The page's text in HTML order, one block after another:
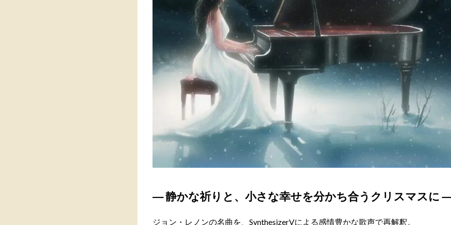
― 静かな祈りと、小さな幸せを分かち合うクリスマスに
ジョン・レノンの名曲を、SynthesizerVによる感情豊かな歌声で再解釈。